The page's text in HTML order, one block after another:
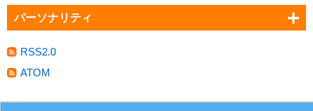
パーソナリティ
RSS2.0
ATOM